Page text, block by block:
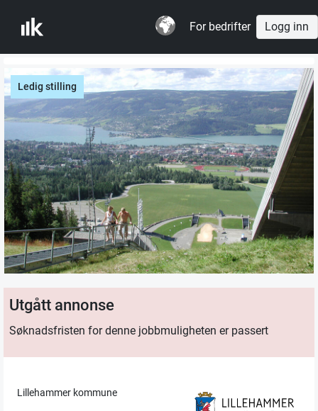
For bedrifter Logg inn
Ledig stilling
Utgått annonse
Søknadsfristen for denne jobbmuligheten er passert
Lillehammer kommune